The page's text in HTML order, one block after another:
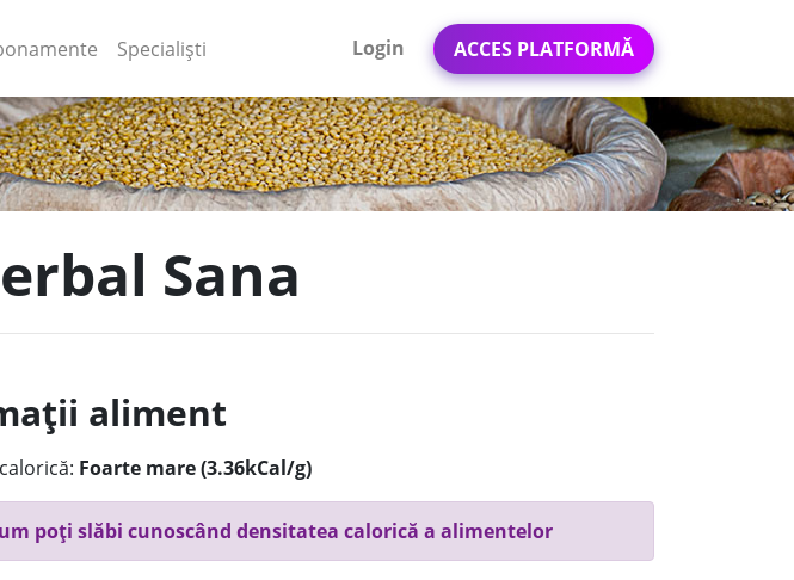
Specialiști Login ACCES PLATFORMĂ
Sana
aliment
Foarte mare (3.36kCal/g)
poți slăbi cunoscând densitatea calorică a alimentelor